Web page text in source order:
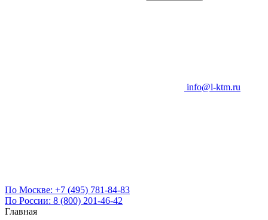
info@l-ktm.ru
По Москве: +7 (495) 781-84-83
По России: 8 (800) 201-46-42
Главная